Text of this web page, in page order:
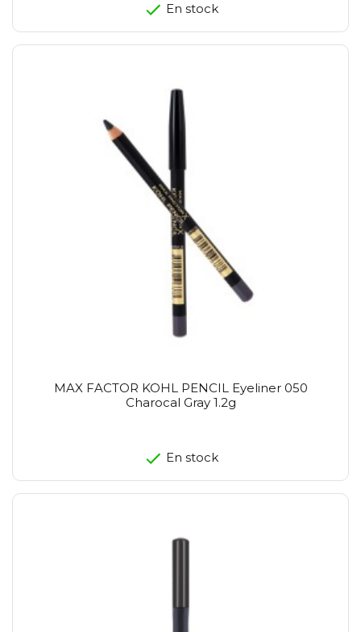
En stock
MAX FACTOR KOHL PENCIL Eyeliner 050
Charocal Gray 1.2g
En stock